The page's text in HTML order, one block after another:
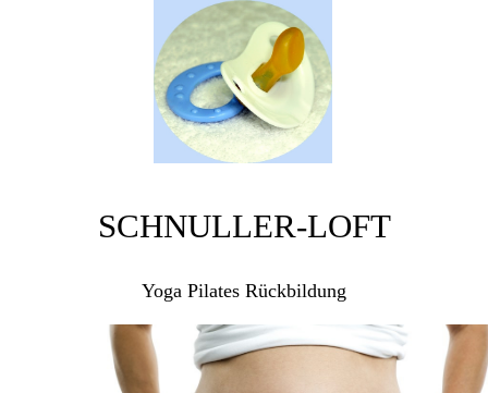
SCHNULLER-LOFT
Yoga Pilates Rückbildung